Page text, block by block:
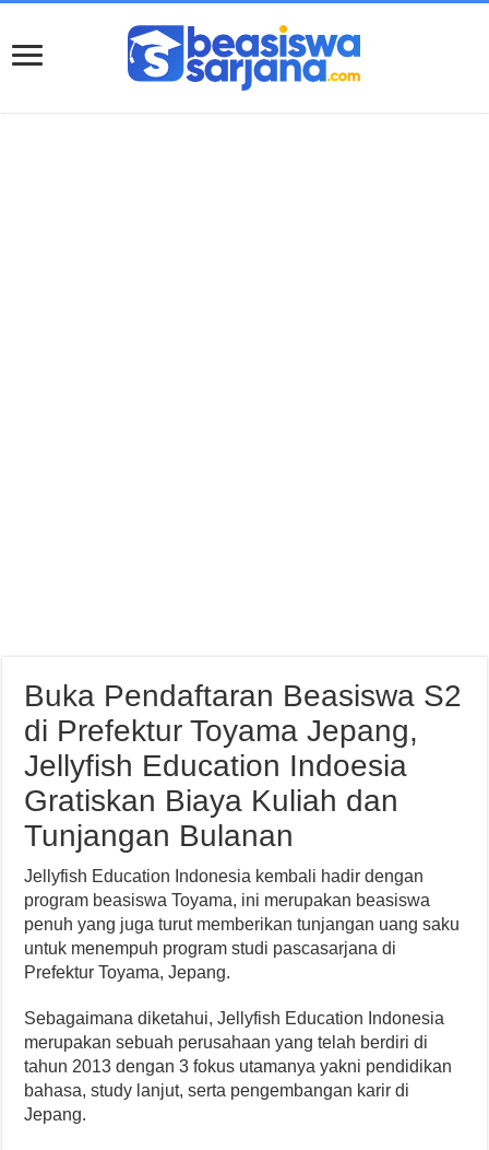
Buka Pendaftaran Beasiswa S2
di Prefektur Toyama Jepang,
Jellyfish Education Indoesia
Gratiskan Biaya Kuliah dan
Tunjangan Bulanan
Jellyfish Education Indonesia kembali hadir dengan
program beasiswa Toyama, ini merupakan beasiswa
penuh yang juga turut memberikan tunjangan uang saku
untuk menempuh program studi pascasarjana di
Prefektur Toyama, Jepang.
Sebagaimana diketahui, Jellyfish Education Indonesia
merupakan sebuah perusahaan yang telah berdiri di
tahun 2013 dengan 3 fokus utamanya yakni pendidikan
bahasa, study lanjut, serta pengembangan karir di
Jepang.